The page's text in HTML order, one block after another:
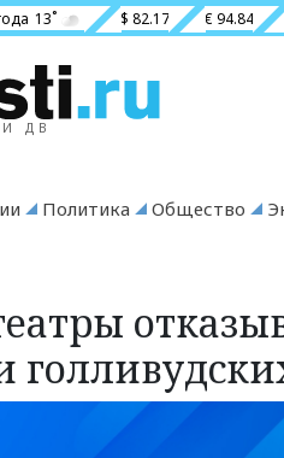
13˚ $ 82.17 € 94.84
ДВ
Политика Общество